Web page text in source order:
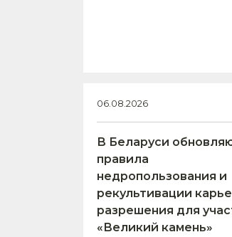
06.08.2026
В Беларуси
правила
недропользования и
рекультивации
разрешения для
«Великий камень»